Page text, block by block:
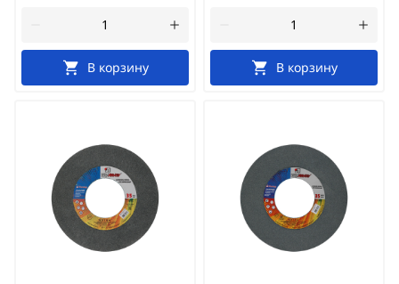
В корзину В корзину